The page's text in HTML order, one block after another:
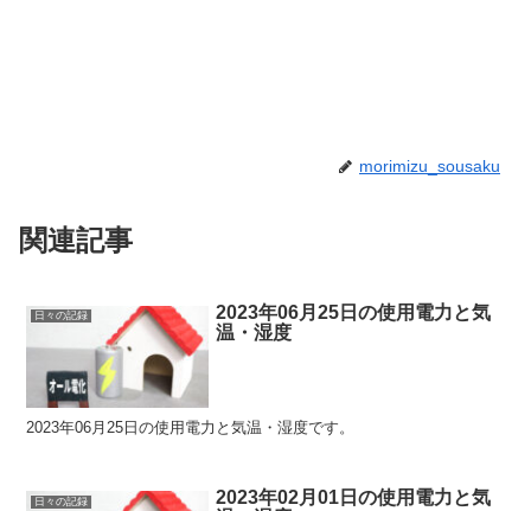
morimizu_sousaku
関連記事
日々の記録
2023年06月25日の使用電力と気
温・湿度
2023年06月25日の使用電力と気温・湿度です。
日々の記録
2023年02月01日の使用電力と気